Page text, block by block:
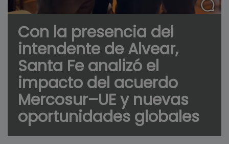
Con la presencia del
intendente de Alvear,
Santa Fe analizó el
impacto del acuerdo
Mercosur–UE y nuevas
oportunidades globales